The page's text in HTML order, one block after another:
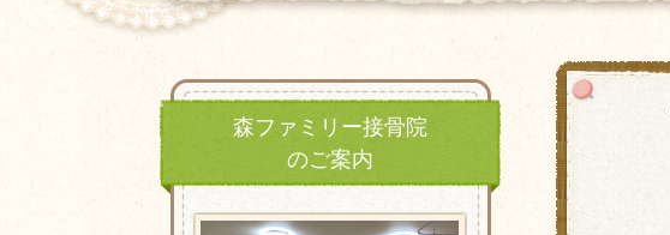
森ファミリー接骨院
のご案内